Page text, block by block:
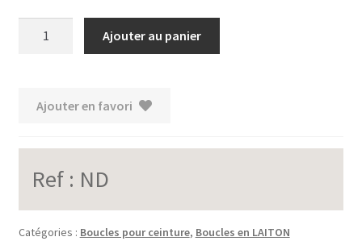
Ajouter au panier
Ajouter en favori
Ref : ND
Catégories : Boucles pour ceinture, Boucles en LAITON